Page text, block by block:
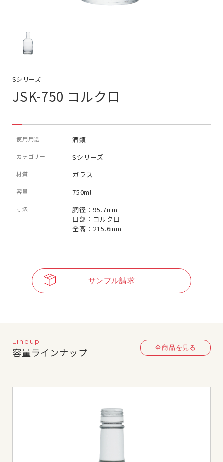
Sシリーズ
JSK-750 コルク口
使用用途 酒類
カテゴリー Sシリーズ
材質 ガラス
容量 750ml
寸法
胴径：95.7mm
口部：コルク口
全高：215.6mm
サンプル請求
Lineup
容量ラインナップ 全商品を見る